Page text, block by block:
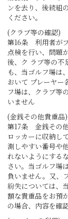
ンを去り、後続組
ください。
(クラブ等の確認)
第16条 利用者が
点検を行い、問題
後、ク ラブ等の不
も、当ゴルフ場は
おいて プレーヤー
フ場は、クラブ等
いません
(金銭その他貴重品)
第17条 金銭その
ロッカーに収納し
測しやすい番号や
れないようにする
さい。当ゴルフ場
負いません。又、
紛失については、
額な貴重品をお預
の場合、内容を確